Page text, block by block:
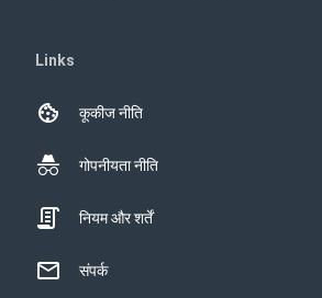
Links
कूकीज नीति
गोपनीयता नीति
नियम और शर्तें
संपर्क